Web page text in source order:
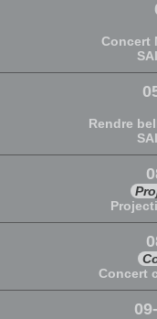
Concert
Rendre
Concert